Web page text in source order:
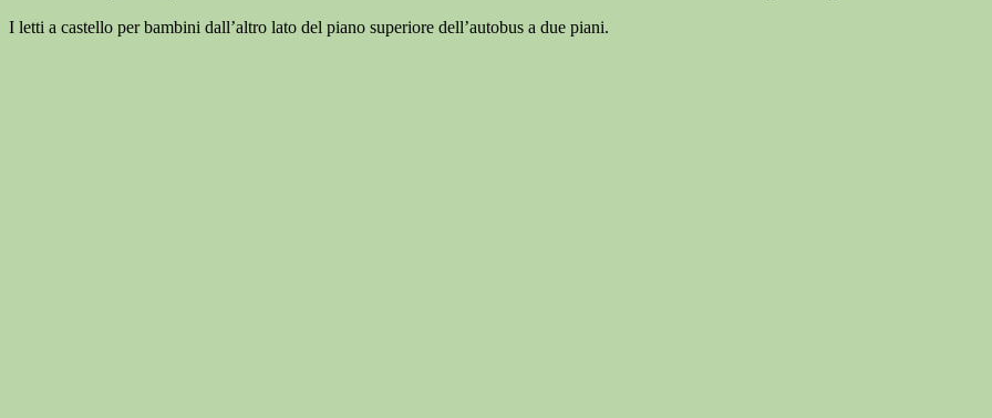
I letti a castello per bambini dall’altro lato del piano superiore dell’autobus a due piani.